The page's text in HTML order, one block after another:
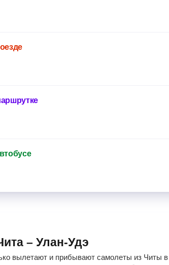
– Улан-Удэ
вылетают и прибывают самолеты из Читы